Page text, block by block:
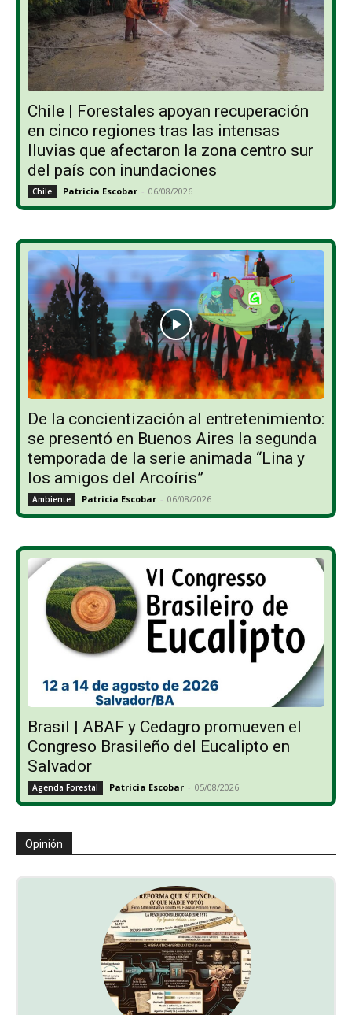
Chile | Forestales apoyan recuperación
en cinco regiones tras las intensas
lluvias que afectaron la zona centro sur
del país con inundaciones
Chile Patricia Escobar - 06/08/2026
De la concientización al entretenimiento:
se presentó en Buenos Aires la segunda
temporada de la serie animada “Lina y
los amigos del Arcoíris”
Ambiente Patricia Escobar - 06/08/2026
Brasil | ABAF y Cedagro promueven el
Congreso Brasileño del Eucalipto en
Salvador
Agenda Forestal Patricia Escobar - 05/08/2026
Opinión